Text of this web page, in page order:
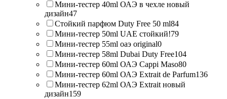
Мини-тестер 40ml ОАЭ в чехле новый
дизайн47
Стойкий парфюм Duty Free 50 ml84
Мини-тестер 50ml UAE стойкий!79
Мини-тестер 55ml оаэ original0
Мини-тестер 58ml Dubai Duty Free104
Мини-тестер 60ml ОАЭ Cappi Maso80
Мини-тестер 60ml ОАЭ Extrait de Parfum136
Мини-тестер 62ml ОАЭ Extrait новый
дизайн159